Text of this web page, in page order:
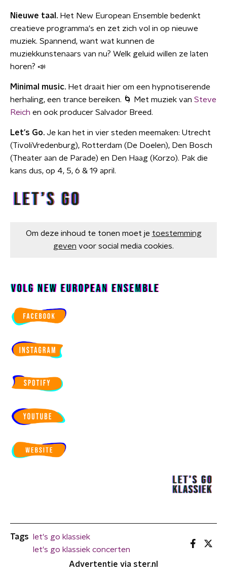
Nieuwe taal. Het New European Ensemble bedenkt
creatieve programma's en zet zich vol in op nieuwe
muziek. Spannend, want wat kunnen de
muziekkunstenaars van nu? Welk geluid willen ze laten
horen? 📣
Minimal music. Het draait hier om een hypnotiserende
herhaling, een trance bereiken. 🌀 Met muziek van Steve
Reich en ook producer Salvador Breed.
Let's Go. Je kan het in vier steden meemaken: Utrecht
(TivoliVredenburg), Rotterdam (De Doelen), Den Bosch
(Theater aan de Parade) en Den Haag (Korzo). Pak die
kans dus, op 4, 5, 6 & 19 april.
Om deze inhoud te tonen moet je toestemming
geven voor social media cookies.
Tags
let's go klassiek
let's go klassiek concerten
Advertentie via ster.nl